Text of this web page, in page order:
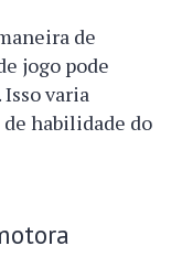
de
jogo pode
varia
habilidade do